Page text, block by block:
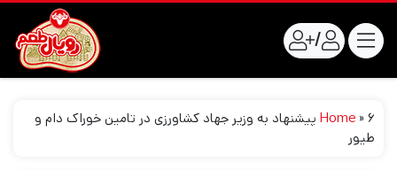
/
Home »
۶ پیشنهاد به وزیر جهاد کشاورزی در تامین خوراک دام و
طیور